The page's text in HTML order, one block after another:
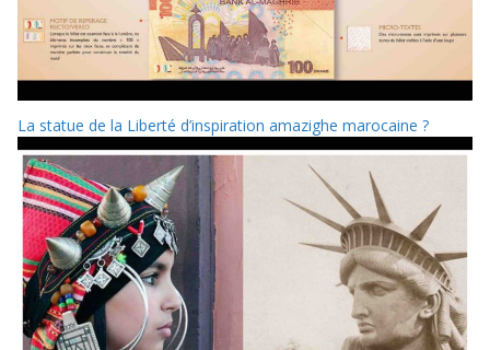
La statue de la Liberté d’inspiration amazighe marocaine ?